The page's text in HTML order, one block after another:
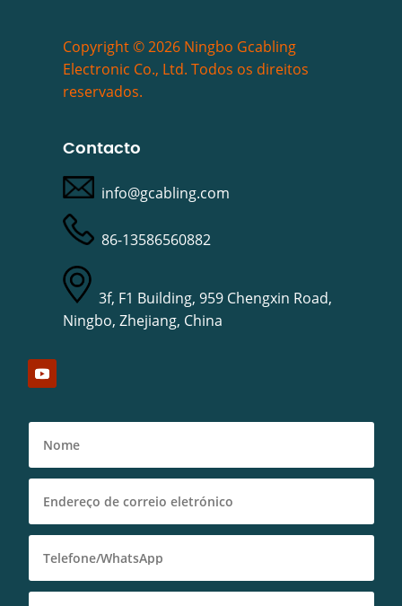
Copyright © 2026 Ningbo Gcabling
Electronic Co., Ltd. Todos os direitos
reservados.
Contacto
info@gcabling.com
86-13586560882
3f, F1 Building, 959 Chengxin Road,
Ningbo, Zhejiang, China